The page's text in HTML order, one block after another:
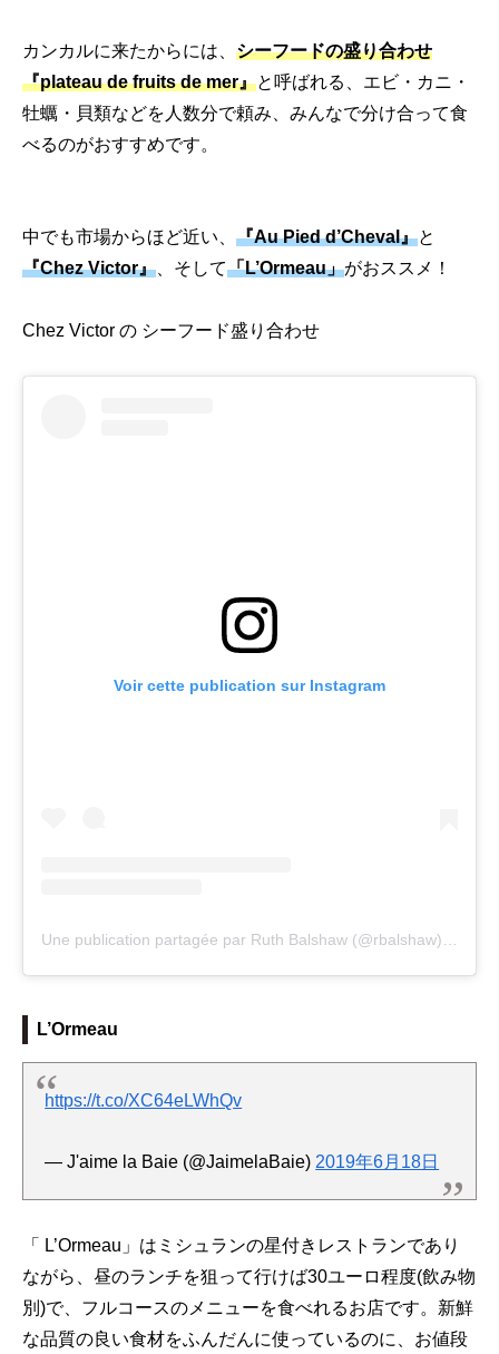
カンカルに来たからには、 シーフードの盛り合わせ
『plateau de fruits de mer』と呼ばれる、エビ・カニ・
牡蠣・貝類などを人数分で頼み、みんなで分け合って食
べるのがおすすめです。
中でも市場からほど近い、 『Au Pied d’Cheval』と
『Chez Victor』 、そして「L’Ormeau」がおススメ！
Chez Victor の シーフード盛り合わせ
Voir cette publication sur Instagram
L’Ormeau
https://t.co/XC64eLWhQv
— J'aime la Baie (@JaimelaBaie) 2019年6月18日
「 L’Ormeau」はミシュランの星付きレストランであり
ながら、昼のランチを狙って行けば30ユーロ程度(飲み物
別)で、フルコースのメニューを食べれるお店です。新鮮
な品質の良い食材をふんだんに使っているのに、お値段